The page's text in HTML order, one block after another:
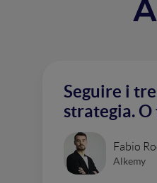
Seguire i
strategia. O
Fabio
Alkemy